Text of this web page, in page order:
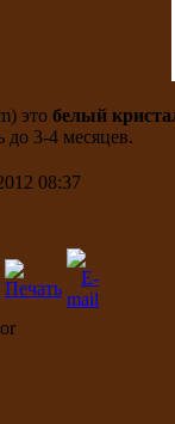
это белый
до 3-4 месяцев.
08:37